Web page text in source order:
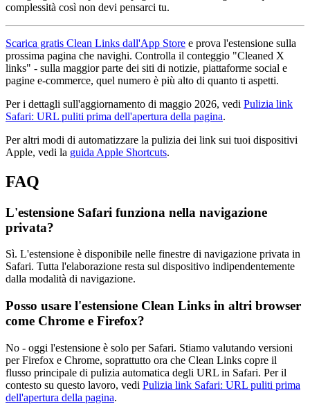
complessità così non devi pensarci tu.
Scarica gratis Clean Links dall'App Store e prova l'estensione sulla
prossima pagina che navighi. Controlla il conteggio "Cleaned X
links" - sulla maggior parte dei siti di notizie, piattaforme social e
pagine e-commerce, quel numero è più alto di quanto ti aspetti.
Per i dettagli sull'aggiornamento di maggio 2026, vedi Pulizia link
Safari: URL puliti prima dell'apertura della pagina.
Per altri modi di automatizzare la pulizia dei link sui tuoi dispositivi
Apple, vedi la guida Apple Shortcuts.
FAQ
L'estensione Safari funziona nella navigazione
privata?
Sì. L'estensione è disponibile nelle finestre di navigazione privata in
Safari. Tutta l'elaborazione resta sul dispositivo indipendentemente
dalla modalità di navigazione.
Posso usare l'estensione Clean Links in altri browser
come Chrome e Firefox?
No - oggi l'estensione è solo per Safari. Stiamo valutando versioni
per Firefox e Chrome, soprattutto ora che Clean Links copre il
flusso principale di pulizia automatica degli URL in Safari. Per il
contesto su questo lavoro, vedi Pulizia link Safari: URL puliti prima
dell'apertura della pagina.